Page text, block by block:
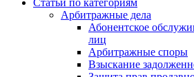
Статьи по категориям
Арбитражные дела
Абонентское
лиц
Арбитражные споры
Взыскание